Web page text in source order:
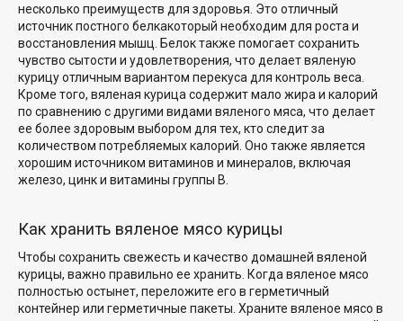
несколько преимуществ для здоровья . Это отличный
источникпостного белкакоторый необходим для роста и
восстановления мышц. Белок также помогает сохранить
чувство сытости и удовлетворения, что делает вяленую
курицуотличным вариантом перекуса для контроль веса
Кроме того, вяленая курица содержит мало жира и калорий
по сравнению с другими видами вяленого мяса, что делает
ее более здоровым выбором для тех, кто следит за
количеством потребляемых калорий. Оно также является
хорошим источником витаминов и минералов, включая
железо, цинк и витамины группы В.
Как хранить вяленое мясо курицы
Чтобы сохранить свежесть и качество домашней вяленой
курицы, важно правильно ее хранить. Когда вяленое мясо
полностью остынет, переложите его в герметичный
контейнер или герметичные пакеты. Храните вяленое мясо в